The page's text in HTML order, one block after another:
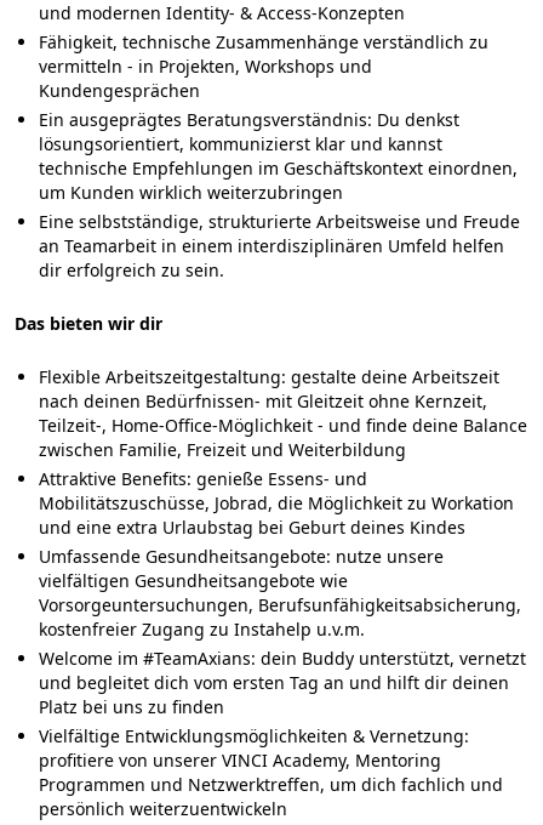
und modernen Identity- & Access-Konzepten
Fähigkeit, technische Zusammenhänge verständlich zu
vermitteln - in Projekten, Workshops und
Kundengesprächen
Ein ausgeprägtes Beratungsverständnis: Du denkst
lösungsorientiert, kommunizierst klar und kannst
technische Empfehlungen im Geschäftskontext einordnen,
um Kunden wirklich weiterzubringen
Eine selbstständige, strukturierte Arbeitsweise und Freude
an Teamarbeit in einem interdisziplinären Umfeld helfen
dir erfolgreich zu sein.
Das bieten wir dir
Flexible Arbeitszeitgestaltung: gestalte deine Arbeitszeit
nach deinen Bedürfnissen- mit Gleitzeit ohne Kernzeit,
Teilzeit-, Home-Office-Möglichkeit - und finde deine Balance
zwischen Familie, Freizeit und Weiterbildung
Attraktive Benefits: genieße Essens- und
Mobilitätszuschüsse, Jobrad, die Möglichkeit zu Workation
und eine extra Urlaubstag bei Geburt deines Kindes
Umfassende Gesundheitsangebote: nutze unsere
vielfältigen Gesundheitsangebote wie
Vorsorgeuntersuchungen, Berufsunfähigkeitsabsicherung,
kostenfreier Zugang zu Instahelp u.v.m.
Welcome im #TeamAxians: dein Buddy unterstützt, vernetzt
und begleitet dich vom ersten Tag an und hilft dir deinen
Platz bei uns zu finden
Vielfältige Entwicklungsmöglichkeiten & Vernetzung:
profitiere von unserer VINCI Academy, Mentoring
Programmen und Netzwerktreffen, um dich fachlich und
persönlich weiterzuentwickeln